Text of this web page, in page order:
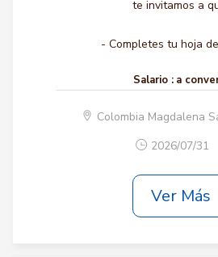
te invitamos a
- Completes tu hoja
Salario : a
Colombia Magdalena
2026/07/31
Ver Más